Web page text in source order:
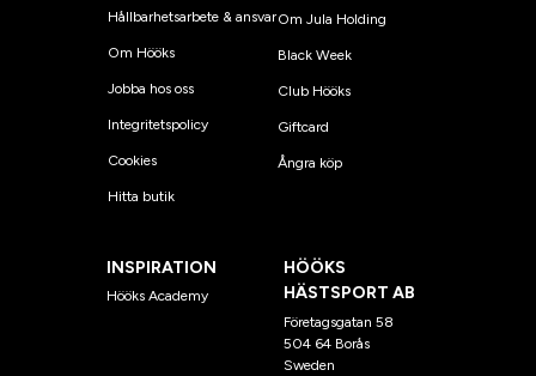
Hållbarhetsarbete & ansvar
Om Hööks
Jobba hos oss
Integritetspolicy
Cookies
Hitta butik
Om Jula Holding
Black Week
Club Hööks
Giftcard
Ångra köp
INSPIRATION
Hööks Academy
HÖÖKS
HÄSTSPORT AB
Företagsgatan 58
504 64 Borås
Sweden